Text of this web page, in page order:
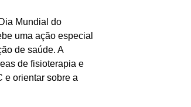
Mundial do
uma ação especial
de saúde. A
de fisioterapia e
e orientar sobre a